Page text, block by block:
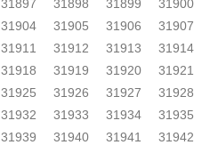
31897 31898 31899
31900
31904 31905 31906
31907
31911 31912 31913
31914
31918 31919 31920
31921
31925 31926 31927
31928
31932 31933 31934
31935
31939 31940 31941
31942